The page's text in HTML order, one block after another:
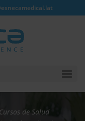
de Salud